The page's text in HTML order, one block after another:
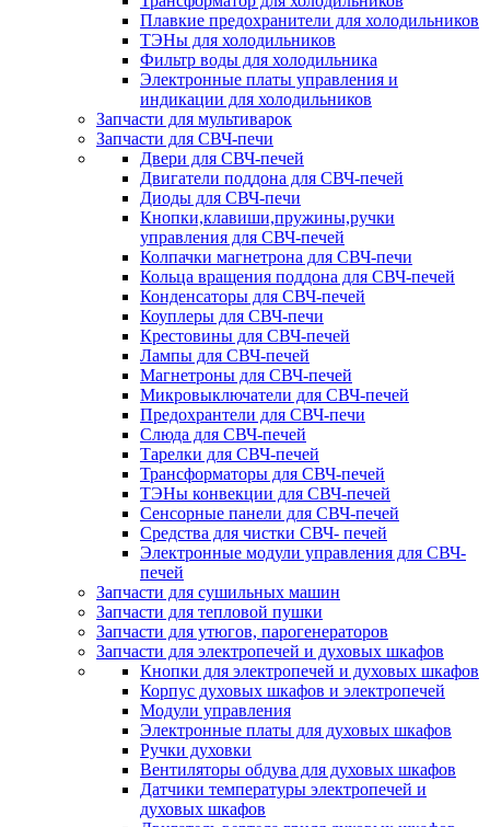
Плавкие предохранители для холодильников
ТЭНы для холодильников
Фильтр воды для холодильника
Электронные платы управления и
индикации для холодильников
Запчасти для мультиварок
Запчасти для СВЧ-печи
Двери для СВЧ-печей
Двигатели поддона для СВЧ-печей
Диоды для СВЧ-печи
Кнопки,клавиши,пружины,ручки
управления для СВЧ-печей
Колпачки магнетрона для СВЧ-печи
Кольца вращения поддона для СВЧ-печей
Конденсаторы для СВЧ-печей
Коуплеры для СВЧ-печи
Крестовины для СВЧ-печей
Лампы для СВЧ-печей
Магнетроны для СВЧ-печей
Микровыключатели для СВЧ-печей
Предохрантели для СВЧ-печи
Слюда для СВЧ-печей
Тарелки для СВЧ-печей
Трансформаторы для СВЧ-печей
ТЭНы конвекции для СВЧ-печей
Сенсорные панели для СВЧ-печей
Средства для чистки СВЧ- печей
Электронные модули управления для СВЧ-
печей
Запчасти для сушильных машин
Запчасти для тепловой пушки
Запчасти для утюгов, парогенераторов
Запчасти для электропечей и духовых шкафов
Кнопки для электропечей и духовых шкафов
Корпус духовых шкафов и электропечей
Модули управления
Электронные платы для духовых шкафов
Ручки духовки
Вентиляторы обдува для духовых шкафов
Датчики температуры электропечей и
духовых шкафов